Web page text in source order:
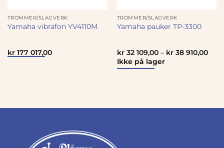
TROMMER/SLAGVERK
Yamaha vibrafon YV4110M
kr177 017,00
TROMMER/SLAGVERK
Yamaha pauker TP-3300
kr32 109,00– kr38 910,00
Ikke på lager